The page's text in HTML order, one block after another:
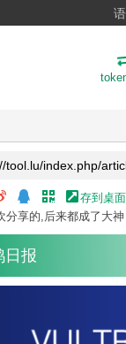
存到桌面
分享的,后来都成了大神
日报